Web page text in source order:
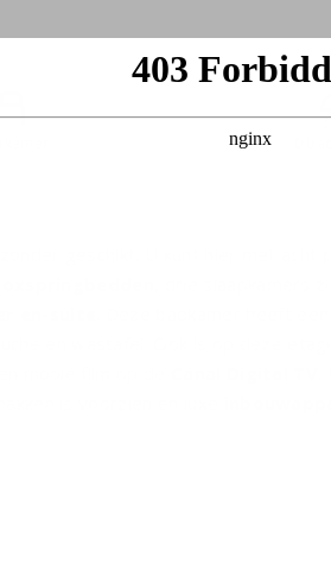
geschikt. U kunt hier met acht
en-suite
en wastafel. Ook is op deze
mooie film op de
is voorzien en luxe